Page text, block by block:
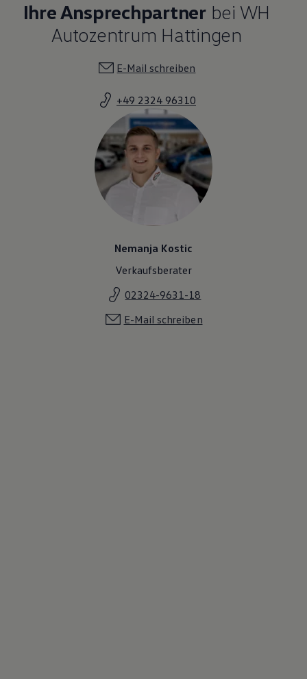
Ihre Ansprechpartnerbei WH
Autozentrum Hattingen
E-Mail schreiben
+49 2324 96310
Nemanja Kostic
Verkaufsberater
02324-9631-18
E-Mail schreiben